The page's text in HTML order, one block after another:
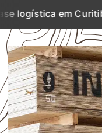
Curitiba, PR